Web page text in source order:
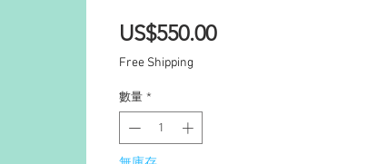
US$550.00價
Free Shipping
數量 *